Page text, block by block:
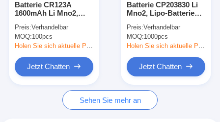
NiMH Akkus
NiCd-Akkus
LCD-Ladegerät
NiCd-Akkus
Batterie CR123A
1600mAh Li Mno2,
langes Leben 3.0V
PTC
Preis:Verhandelbar
MOQ:100pcs
Holen Sie sich aktuelle Preis
Jetzt Chatten
Batterie CP203830 Li
Mno2, Lipo-Batterie
350mAh für Umbau-
Gerät
Preis:Verhandelbar
MOQ:1000pcs
Holen Sie sich aktuelle Preis
Jetzt Chatten
Sehen Sie mehr an